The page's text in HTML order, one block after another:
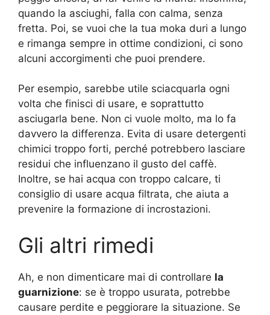
quando la asciughi, falla con calma, senza
fretta. Poi, se vuoi che la tua moka duri a lungo
e rimanga sempre in ottime condizioni, ci sono
alcuni accorgimenti che puoi prendere.
Per esempio, sarebbe utile sciacquarla ogni
volta che finisci di usare, e soprattutto
asciugarla bene. Non ci vuole molto, ma lo fa
davvero la differenza. Evita di usare detergenti
chimici troppo forti, perché potrebbero lasciare
residui che influenzano il gusto del caffè.
Inoltre, se hai acqua con troppo calcare, ti
consiglio di usare acqua filtrata, che aiuta a
prevenire la formazione di incrostazioni.
Gli altri rimedi
Ah, e non dimenticare mai di controllare la
guarnizione: se è troppo usurata, potrebbe
causare perdite e peggiorare la situazione. Se